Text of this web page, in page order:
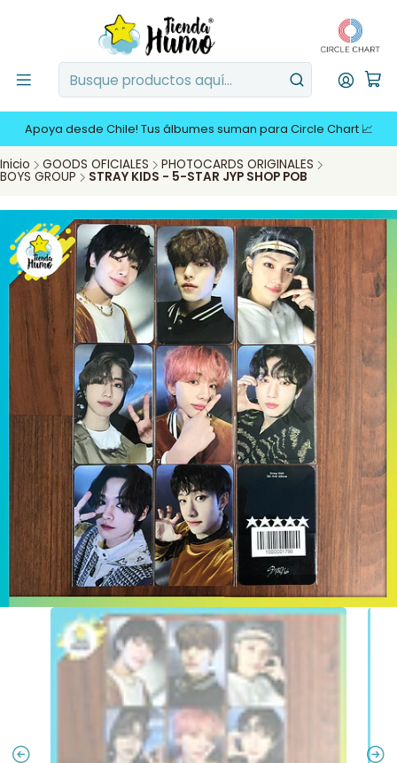
Apoya desde Chile! Tus álbumes suman para Circle Chart 📈
Inicio GOODS OFICIALES PHOTOCARDS ORIGINALES
BOYS GROUP STRAY KIDS - 5-STAR JYP SHOP POB